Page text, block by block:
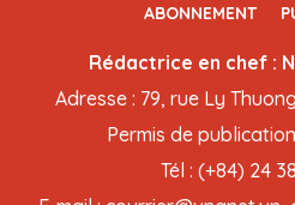
ABONNEMENT
Rédactrice en chef :
Adresse : 79, rue Ly
Permis de
Tél : (+84) 24